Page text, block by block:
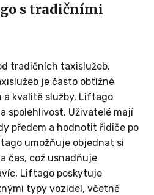
s tradičními
tradičních taxislužeb.
je často obtížné
a kvalitě služby, Liftago
spolehlivost. Uživatelé mají
předem a hodnotit řidiče po
umožňuje objednat si
čas, což usnadňuje
Liftago poskytuje
typy vozidel, včetně